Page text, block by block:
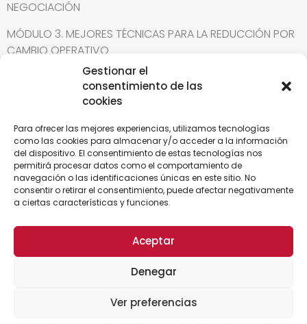
Gestionar el
consentimiento de las
cookies
Para ofrecer las mejores experiencias, utilizamos tecnologías
como las cookies para almacenar y/o acceder a la información
del dispositivo. El consentimiento de estas tecnologías nos
permitirá procesar datos como el comportamiento de
navegación o las identificaciones únicas en este sitio. No
consentir o retirar el consentimiento, puede afectar negativamente
a ciertas características y funciones.
Aceptar
Denegar
Ver preferencias
NEGOCIACIÓN
MÓDULO 3. MEJORES TÉCNICAS PARA LA REDUCCIÓN POR
CAMBIO OPERATIVO
PONENTES
CARLOS HENÁNDEZ
Licenciado en Ciencias Políticas y de la Administración
(UPV). Doctorando en Ciencias Económicas (UMH).
Comisario de Averías (Colegio Oficial de la Marina
Mercante). Máster en Dirección Logística Integral
(CSG). Titulado en Dirección Logística Integral (ICIL).
Técnico en Gestión de Calidad Total (Diocesanas).
Técnico en Creación y puesta en marcha de
empresas (Inguralde). Técnico en Informática de
almacenes (C. Estudios Alaveses). Especialista en
innovación logística.